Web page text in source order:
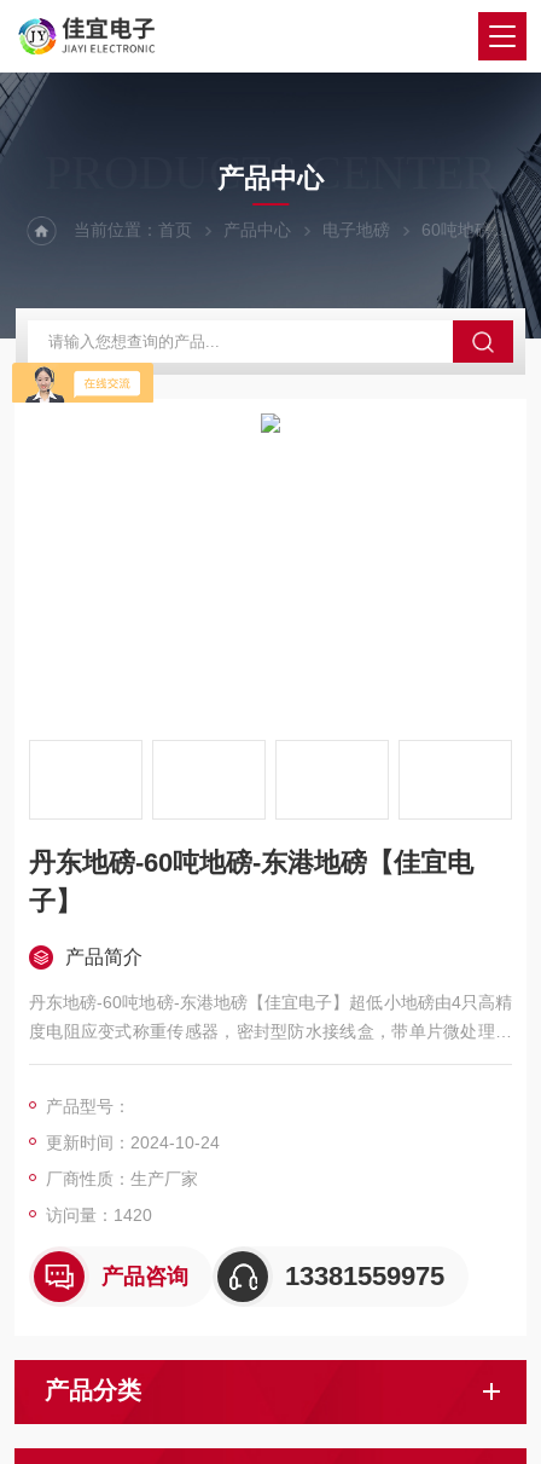
PRODUCTS CENTER
产品中心
当前位置：首页 产品中心 电子地磅 60吨地磅
丹东地磅-60吨地磅-东港地磅【佳宜电
子】
产品简介
丹东地磅-60吨地磅-东港地磅【佳宜电子】超低小地磅由4只高精
度电阻应变式称重传感器，密封型防水接线盒，带单片微处理器
的称重显示仪表及钢结构称重秤台组成。超低台面结构，高度35-
表面抛光拉丝。产品美观，结构坚固，称量迅速，读字直观，性
能稳定可靠，操作简便，移动灵活。
产品型号：
更新时间：2024-10-24
厂商性质：生产厂家
访问量：1420
产品咨询 13381559975
产品分类